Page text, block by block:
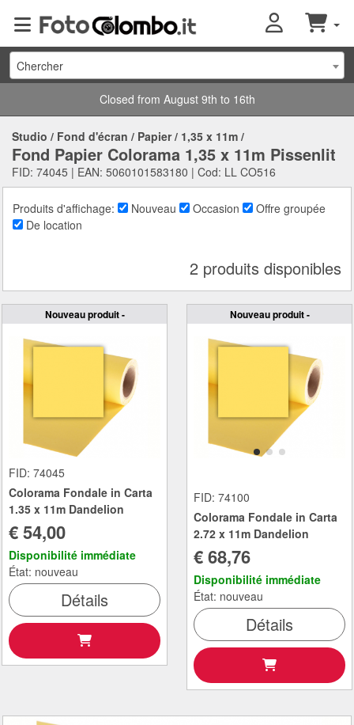
Chercher
Closed from August 9th to 16th
Studio / Fond d'écran / Papier/ 1,35 x 11m /
Fond Papier Colorama 1,35 x 11m Pissenlit
FID: 74045 | EAN: 5060101583180 | Cod: LL CO516
Produits d'affichage: Nouveau Occasion
Offre groupée
De location
2 produits disponibles
Nouveau produit -
FID: 74045
Colorama Fondale in Carta
1.35 x 11m Dandelion
€ 54,00
Disponibilité immédiate
État: nouveau
Détails
Nouveau produit -
FID: 74100
Colorama Fondale in Carta
2.72 x 11m Dandelion
€ 68,76
Disponibilité immédiate
État: nouveau
Détails